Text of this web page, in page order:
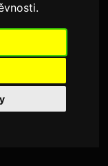
sex hudbu